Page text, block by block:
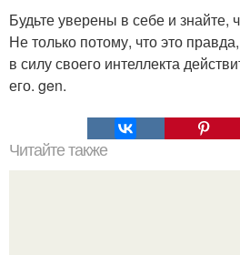
Будьте уверены в себе и знайте,
Не только потому, что это
в силу своего интеллекта
его. gen.
Читайте также